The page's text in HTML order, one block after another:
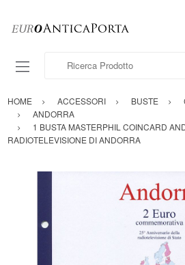
Ricerca Prodotto
HOME ACCESSORI BUSTE
ANDORRA
1 BUSTA MASTERPHIL COINCARD
RADIOTELEVISIONE DI ANDORRA